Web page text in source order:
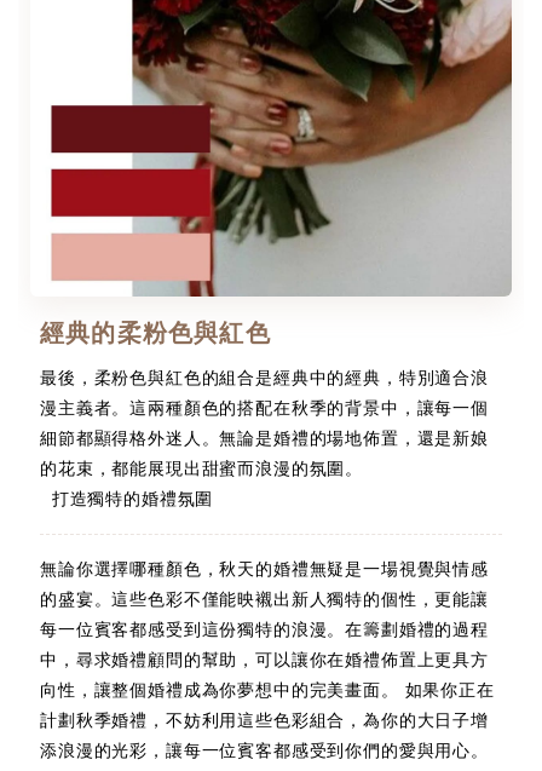
經典的柔粉色與紅色
最後，柔粉色與紅色的組合是經典中的經典，特別適合浪
漫主義者。這兩種顏色的搭配在秋季的背景中，讓每一個
細節都顯得格外迷人。無論是婚禮的場地佈置，還是新娘
的花束，都能展現出甜蜜而浪漫的氛圍。
打造獨特的婚禮氛圍
無論你選擇哪種顏色，秋天的婚禮無疑是一場視覺與情感
的盛宴。這些色彩不僅能映襯出新人獨特的個性，更能讓
每一位賓客都感受到這份獨特的浪漫。在籌劃婚禮的過程
中，尋求婚禮顧問的幫助，可以讓你在婚禮佈置上更具方
向性，讓整個婚禮成為你夢想中的完美畫面。 如果你正在
計劃秋季婚禮，不妨利用這些色彩組合，為你的大日子增
添浪漫的光彩，讓每一位賓客都感受到你們的愛與用心。